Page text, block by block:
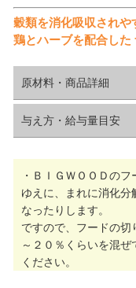
穀類を消化吸収され
鶏とハーブを配合した
原材料・商品詳細
与え方・給与量目安
・ＢＩＧＷＯＯＤの
ゆえに、まれに消化分
なったりします。
ですので、フードの切
～２０％くらいを混
ください。